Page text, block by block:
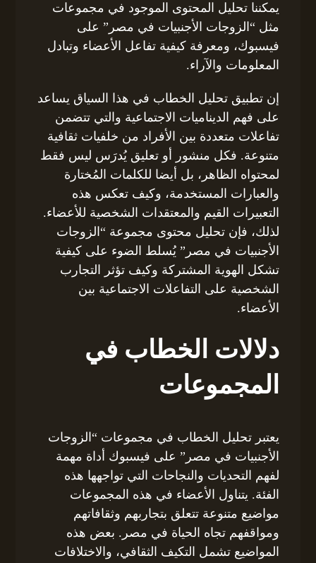
يمكننا تحليل المحتوى الموجود في مجموعات
مثل “الزوجات الأجنبيات في مصر” على
فيسبوك، ومعرفة كيفية تفاعل الأعضاء وتبادل
المعلومات والآراء.
إن تطبيق تحليل الخطاب في هذا السياق يساعد
على فهم الديناميات الاجتماعية والتي تتضمن
تفاعلات متعددة بين الأفراد من خلفيات ثقافية
متنوعة. فكل منشور أو تعليق يُدرَس ليس فقط
لمحتواه الظاهر، بل أيضا للكلمات المُختارة
والعبارات المستخدمة، وكيف تعكس هذه
التعبيرات القيم والمعتقدات الشخصية للأعضاء.
لذلك، فإن تحليل محتوى مجموعة “الزوجات
الأجنبيات في مصر” يُسلط الضوء على كيفية
تشكل الهوية المشتركة وكيف تؤثر التجارب
الشخصية على التفاعلات الاجتماعية بين
الأعضاء.
دلالات الخطاب في
المجموعات
يعتبر تحليل الخطاب في مجموعات “الزوجات
الأجنبيات في مصر” على فيسبوك أداة مهمة
لفهم التحديات والنجاحات التي تواجهها هذه
الفئة. يتناول الأعضاء في هذه المجموعات
مواضيع متنوعة تتعلق بتجاربهم وثقافاتهم
ومواقفهم تجاه الحياة في مصر. بعض هذه
المواضيع تشمل التكيف الثقافي، والاختلافات